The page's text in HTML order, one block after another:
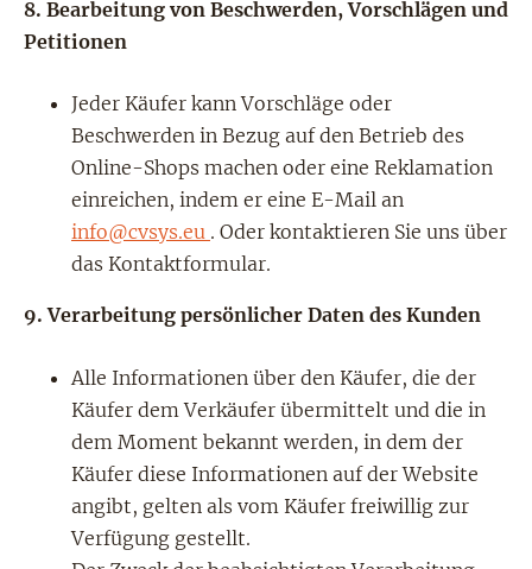
8. Bearbeitung von Beschwerden, Vorschlägen und
Petitionen
Jeder Käufer kann Vorschläge oder
Beschwerden in Bezug auf den Betrieb des
Online-Shops machen oder eine Reklamation
einreichen, indem er eine E-Mail an
info@cvsys.eu . Oder kontaktieren Sie uns über
das Kontaktformular.
9.Verarbeitung persönlicher Daten des Kunden
Alle Informationen über den Käufer, die der
Käufer dem Verkäufer übermittelt und die in
dem Moment bekannt werden, in dem der
Käufer diese Informationen auf der Website
angibt, gelten als vom Käufer freiwillig zur
Verfügung gestellt.